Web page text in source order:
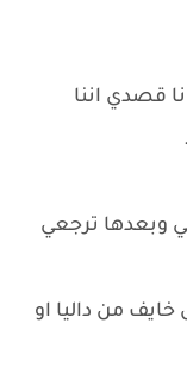
قصدي اننا
وبعدها ترجعي
من داليا او